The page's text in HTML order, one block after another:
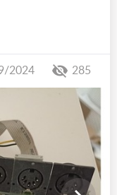
2024 285